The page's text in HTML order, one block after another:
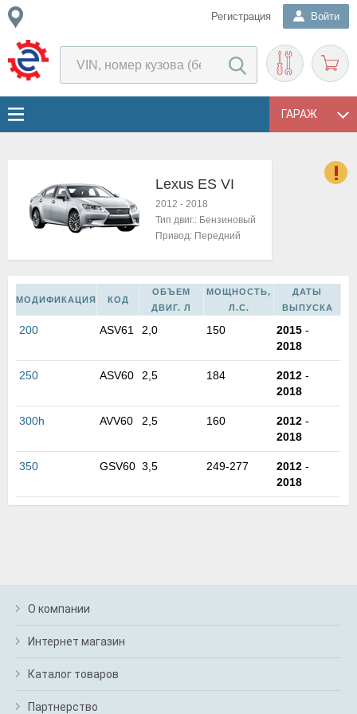
Регистрация Войти
ГАРАЖ
Lexus ES VI
2012 - 2018
Тип двиг.: Бензиновый
Привод: Передний
МОДИФИКАЦИЯ КОД
ОБЪЕМ
ДВИГ. Л
МОЩНОСТЬ,
Л.С.
ДАТЫ
ВЫПУСКА
200 ASV61 2,0 150 2015 -
2018
250 ASV60 2,5 184 2012 -
2018
300h AVV60 2,5 160 2012 -
2018
350 GSV60 3,5 249-277 2012 -
2018
О компании
Интернет магазин
Каталог товаров
Партнерство